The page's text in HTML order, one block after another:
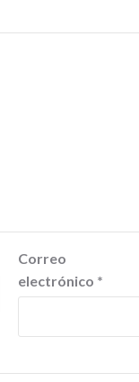
Correo
electrónico *